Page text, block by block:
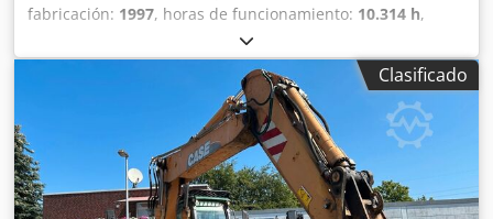
fabricación: 1997, horas de funcionamiento: 10.314 h,
número de máquina/vehículo:
CASE 621 B n.º JEE0055599 1997 Dwsdpfovxh R Aox Ak Esa
Clasificado